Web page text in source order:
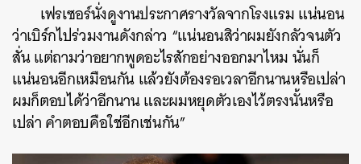
เฟรเซอร์นั่งดูงานประกาศรางวัลจากโรงแรม แน่นอน
ว่าเบิร์กไปร่วมงานดังกล่าว “แน่นอนสิว่าผมยังกลัวจนตัว
สั่น แต่ถามว่าอยากพูดอะไรสักอย่างออกมาไหม นั่นก็
แน่นอนอีกเหมือนกัน แล้วยังต้องรอเวลาอีกนานหรือเปล่า
ผมก็ตอบได้ว่าอีกนาน และผมหยุดตัวเองไว้ตรงนั้นหรือ
เปล่า คำตอบคือใช่อีกเช่นกัน”